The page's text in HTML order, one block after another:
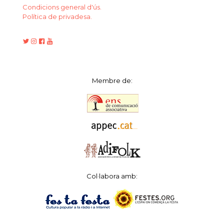
Condicions general d'ús.
Política de privadesa.
Membre de:
Col·labora amb: